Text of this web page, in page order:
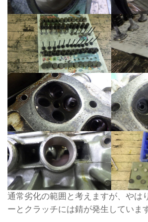
通常劣化の範囲と考えますが、やは
ーとクラッチには錆が発生していま